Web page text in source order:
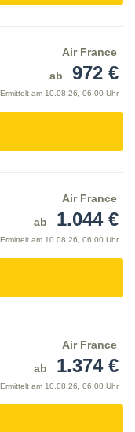
Air France
ab
972 €
Ermittelt am 10.08.26, 06:00 Uhr
Air France
ab
1.044 €
Ermittelt am 10.08.26, 06:00 Uhr
Air France
ab
1.374 €
Ermittelt am 10.08.26, 06:00 Uhr